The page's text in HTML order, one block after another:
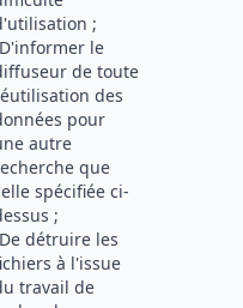
;
le
de toute
des
pour
autre
que
spécifiée ci-
;
détruire les
à l'issue
travail de